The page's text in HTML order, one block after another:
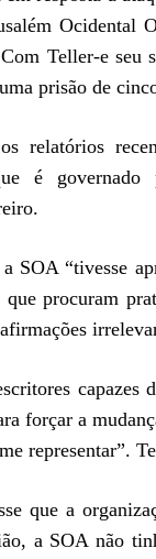
Com Teller-e seu
prisão de
os relatórios
é
SOA “tivesse
procuram
capazes
forçar a
representar”.
que a
a SOA não